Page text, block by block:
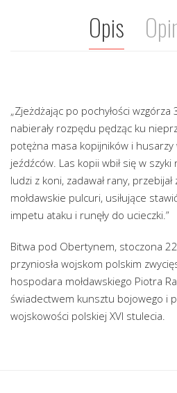
Opis
„Zjeżdżając po pochyłości
nabierały rozpędu pędząc ku
potężna masa kopijników i husarzy
jeźdźców. Las kopii wbił się w szyki
ludzi z koni, zadawał rany,
mołdawskie pulcuri, usiłujące
impetu ataku i runęły do ucieczki.”
Bitwa pod Obertynem, stoczona
przyniosła wojskom polskim
hospodara mołdawskiego Piotra
świadectwem kunsztu bojowego i
wojskowości polskiej XVI stulecia.